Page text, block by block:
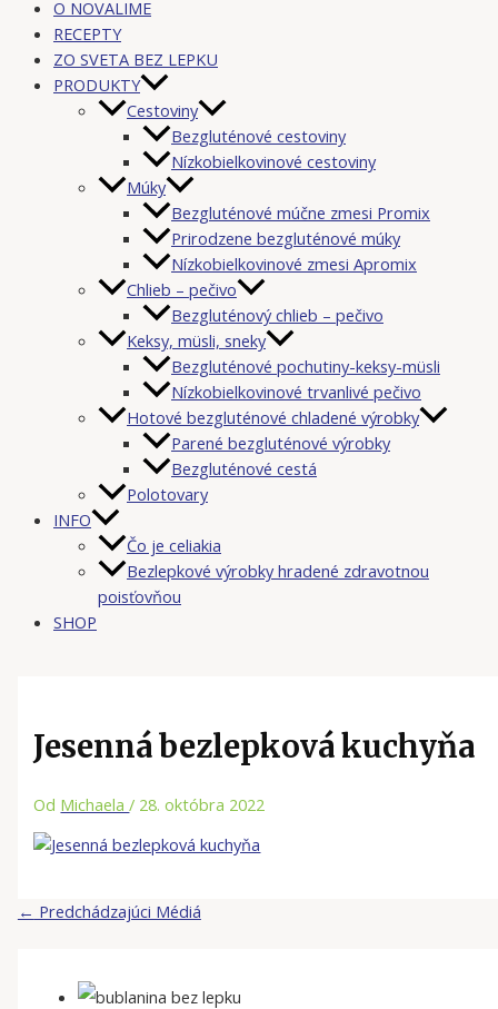
O NOVALIME
RECEPTY
ZO SVETA BEZ LEPKU
PRODUKTY
Cestoviny
Bezgluténové cestoviny
Nízkobielkovinové cestoviny
Múky
Bezgluténové múčne zmesi Promix
Prirodzene bezgluténové múky
Nízkobielkovinové zmesi Apromix
Chlieb – pečivo
Bezgluténový chlieb – pečivo
Keksy, müsli, sneky
Bezgluténové pochutiny-keksy-müsli
Nízkobielkovinové trvanlivé pečivo
Hotové bezgluténové chladené výrobky
Parené bezgluténové výrobky
Bezgluténové cestá
Polotovary
INFO
Čo je celiakia
Bezlepkové výrobky hradené zdravotnou
poisťovňou
SHOP
Jesenná bezlepková kuchyňa
Od Michaela/ 28. októbra 2022
← Predchádzajúci Médiá